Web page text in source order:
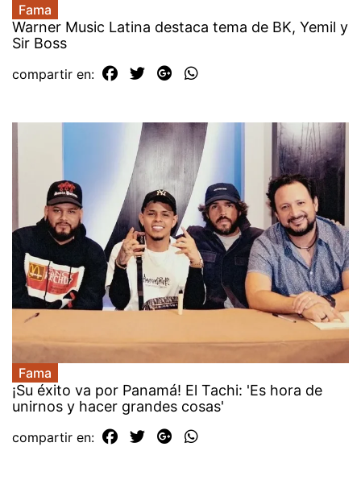
Fama
Warner Music Latina destaca tema de BK, Yemil y
Sir Boss
compartir en:
Fama
¡Su éxito va por Panamá! El Tachi: 'Es hora de
unirnos y hacer grandes cosas'
compartir en: